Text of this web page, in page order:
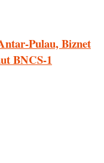
Pulau, Biznet
BNCS-1